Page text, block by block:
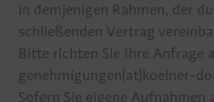
in demjenigen Rahmen, der
schließenden Vertrag
Bitte richten Sie Ihre Anfrage
genehmigungen(at)koelner-
Sofern Sie eigene Aufnahmen